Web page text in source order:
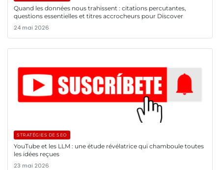
Quand les données nous trahissent : citations percutantes,
questions essentielles et titres accrocheurs pour Discover
24 mai 2026
STRATÉGIES DE SEO
YouTube et les LLM : une étude révélatrice qui chamboule toutes
les idées reçues
23 mai 2026